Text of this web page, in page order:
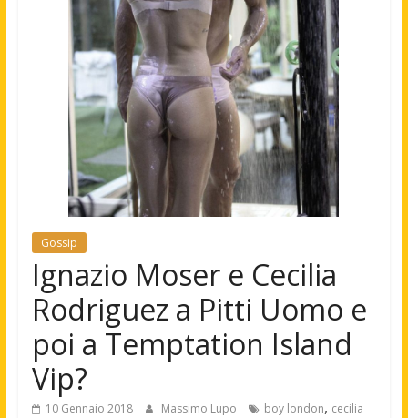
Gossip
Ignazio Moser e Cecilia
Rodriguez a Pitti Uomo e
poi a Temptation Island
Vip?
10 Gennaio 2018 Massimo Lupo boy london, cecilia